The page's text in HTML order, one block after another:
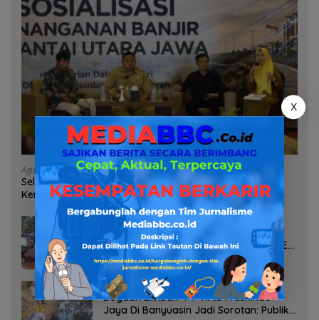
Agustus 7, 2026
Selamatkan Lahan Pertanian Brebes dari Banjir,
Kemendagri Dorong Program FMNJP
Agustus 6, 2026
PT TDM Diduga Mobilisasi Ratusan
Massa untuk Halangi Aksi Damai, POSE
RI Tempuh Jalur Hukum
Agustus 6, 2026
Dugaan Limbah PT Tirta Freshindo
Jaya Di Banyuasin Jadi Sorotan: Publik
X